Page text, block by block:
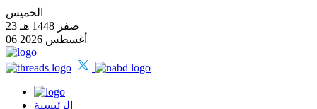
الخميس
23 صفر 1448 هـ
06 أغسطس 2026
الرئيسية